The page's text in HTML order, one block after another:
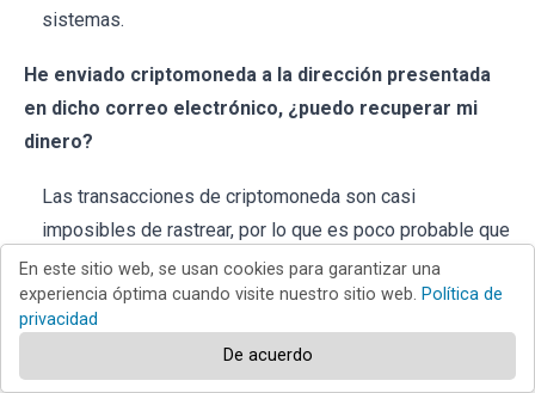
sistemas.
He enviado criptomoneda a la dirección presentada
en dicho correo electrónico, ¿puedo recuperar mi
dinero?
Las transacciones de criptomoneda son casi
imposibles de rastrear, por lo que es poco probable que
recupere los fondos perdidos.
He leído el correo electrónico pero no he abierto el
archivo adjunto, ¿está infectado mi ordenador?
En este sitio web, se usan cookies para garantizar una
experiencia óptima cuando visite nuestro sitio web. Política de
privacidad
De acuerdo